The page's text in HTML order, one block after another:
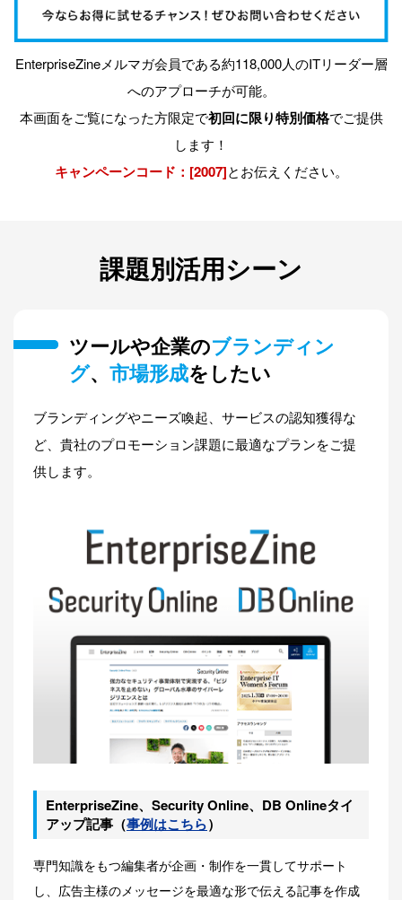
EnterpriseZineメルマガ会員である約118,000人のITリーダー層
へのアプローチが可能。
本画面をご覧になった方限定で初回に限り特別価格でご提供
します！
キャンペーンコード：[2007]とお伝えください。
課題別活用シーン
ツールや企業のブランディン
グ、 市場形成をしたい
ブランディングやニーズ喚起、サービスの認知獲得な
ど、貴社のプロモーション課題に最適なプランをご提
供します。
EnterpriseZine、Security Online、DB Onlineタイ
アップ記事（事例はこちら）
専門知識をもつ編集者が企画・制作を一貫してサポート
し、広告主様のメッセージを最適な形で伝える記事を作成